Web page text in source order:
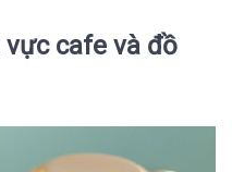
cafe và đồ